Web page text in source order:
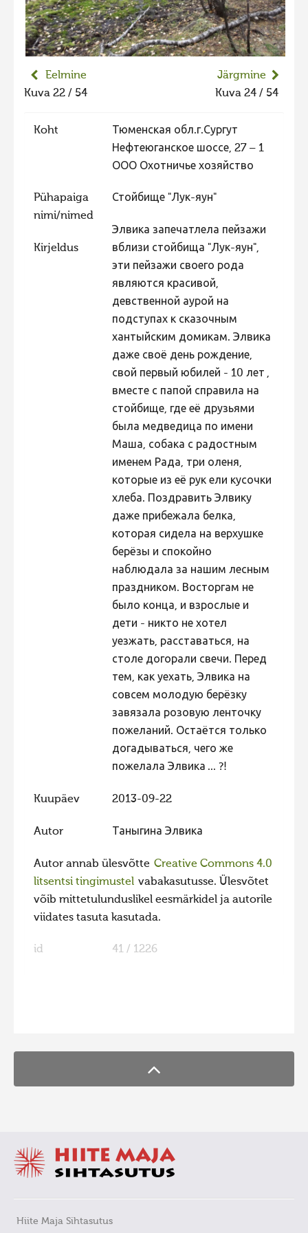
Liikuvad kuvad 2025
Hiite kuvavõistlus 2024
Liikuvad kuvad 2024
Hiite kuvavõistlus 2023 lisa
Liikuvad kuvad 2022
Hiite kuvavõistlus 2021
Hiite kuvavõistlus 2021 lisa
Liikuvad kuvad 2021
Hiite kuvavõistlus 2020
Hiite kuvavõistlus 2020 lisa
Liikuvad kuvad 2020
Hiite kuvavõistlus 2018
Hiite kuvavõistlus 2017
Hiite kuvavõistlus 2015
Hiite kuvavõistlus 2014
Hiite kuvavõistlus 2013
Hiite kuvavõistlus 2012
Hiite kuvavõistlus 2011
Hiite kuvavõistlus 2009
Hiite kuvavõistlus 2008
Eelmine
Kuva 22 / 54
Järgmine
Kuva 24 / 54
Koht
Тюменская обл.г.Сургут
Нефтеюганское шоссе, 27 – 1
ООО Охотничье хозяйство
Pühapaiga
nimi/nimed
Стойбище "Лук-яун"
Kirjeldus
Элвика запечатлела пейзажи
вблизи стойбища "Лук-яун",
эти пейзажи своего рода
являются красивой,
девственной аурой на
подступах к сказочным
хантыйским домикам. Элвика
даже своё день рождение,
свой первый юбилей - 10 лет ,
вместе с папой справила на
стойбище, где её друзьями
была медведица по имени
Маша, собака с радостным
именем Рада, три оленя,
которые из её рук ели кусочки
хлеба. Поздравить Элвику
даже прибежала белка,
которая сидела на верхушке
берёзы и спокойно
наблюдала за нашим лесным
праздником. Восторгам не
было конца, и взрослые и
дети - никто не хотел
уезжать, расставаться, на
столе догорали свечи. Перед
тем, как уехать, Элвика на
совсем молодую берёзку
завязала розовую ленточку
пожеланий. Остаётся только
догадываться, чего же
пожелала Элвика ... ?!
Kuupäev 2013-09-22
Autor Таныгина Элвика
Autor annab ülesvõtte Creative Commons 4.0
litsentsi tingimustel vabakasutusse. Ülesvõtet
võib mittetulunduslikel eesmärkidel ja autorile
viidates tasuta kasutada.
id 41 / 1226
Hiite Maja Sihtasutus